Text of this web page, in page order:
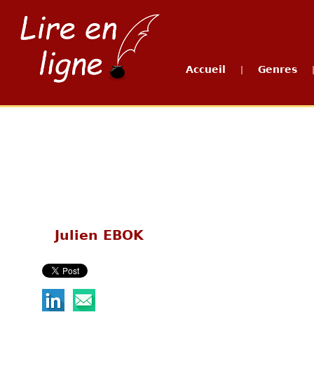
Accueil Genres
Julien EBOK